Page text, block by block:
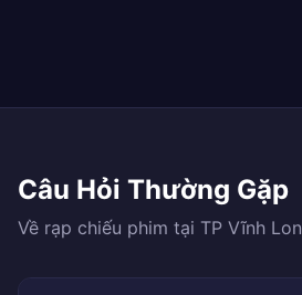
Câu Hỏi Thường Gặp
Về rạp chiếu phim tại TP Vĩnh